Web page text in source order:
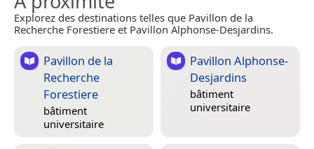
Explorez des destinations telles que Pavillon de la
Recherche Forestiere et Pavillon Alphonse-Desjardins.
Pavillon de la
Recherche
Forestiere
bâtiment
universitaire
Pavillon Alphonse-
Desjardins
bâtiment
universitaire